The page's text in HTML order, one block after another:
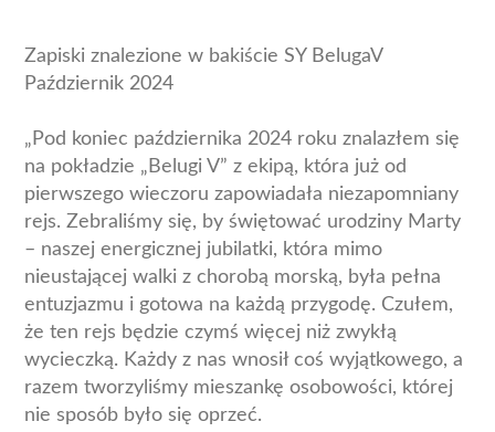
Zapiski znalezione w bakiście SY BelugaV
Październik 2024
„Pod koniec października 2024 roku znalazłem się
na pokładzie „Belugi V” z ekipą, która już od
pierwszego wieczoru zapowiadała niezapomniany
rejs. Zebraliśmy się, by świętować urodziny Marty
– naszej energicznej jubilatki, która mimo
nieustającej walki z chorobą morską, była pełna
entuzjazmu i gotowa na każdą przygodę. Czułem,
że ten rejs będzie czymś więcej niż zwykłą
wycieczką. Każdy z nas wnosił coś wyjątkowego, a
razem tworzyliśmy mieszankę osobowości, której
nie sposób było się oprzeć.